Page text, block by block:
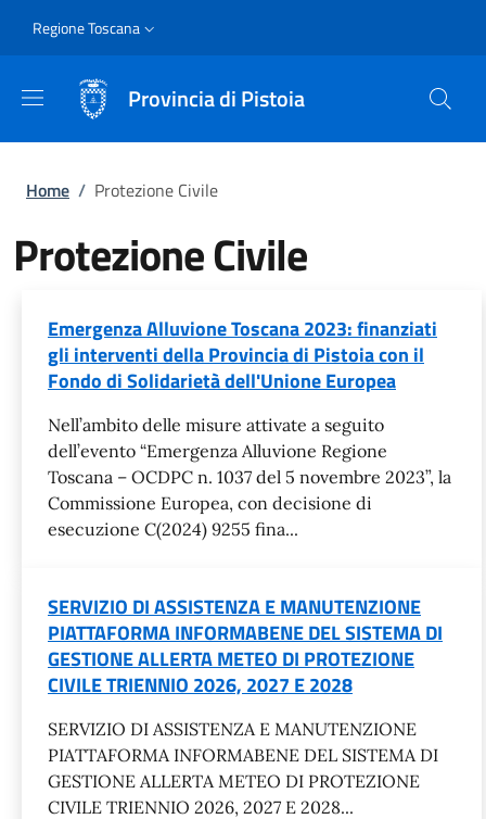
Slim
Regione Toscana
Provincia di Pistoia
Briciole di pane
Home / Protezione Civile
Protezione Civile
Emergenza Alluvione Toscana 2023: finanziati
gli interventi della Provincia di Pistoia con il
Fondo di Solidarietà dell'Unione Europea
Nell’ambito delle misure attivate a seguito
dell’evento “Emergenza Alluvione Regione
Toscana – OCDPC n. 1037 del 5 novembre 2023”, la
Commissione Europea, con decisione di
esecuzione C(2024) 9255 fina...
SERVIZIO DI ASSISTENZA E MANUTENZIONE
PIATTAFORMA INFORMABENE DEL SISTEMA DI
GESTIONE ALLERTA METEO DI PROTEZIONE
CIVILE TRIENNIO 2026, 2027 E 2028
SERVIZIO DI ASSISTENZA E MANUTENZIONE
PIATTAFORMA INFORMABENE DEL SISTEMA DI
GESTIONE ALLERTA METEO DI PROTEZIONE
CIVILE TRIENNIO 2026, 2027 E 2028...